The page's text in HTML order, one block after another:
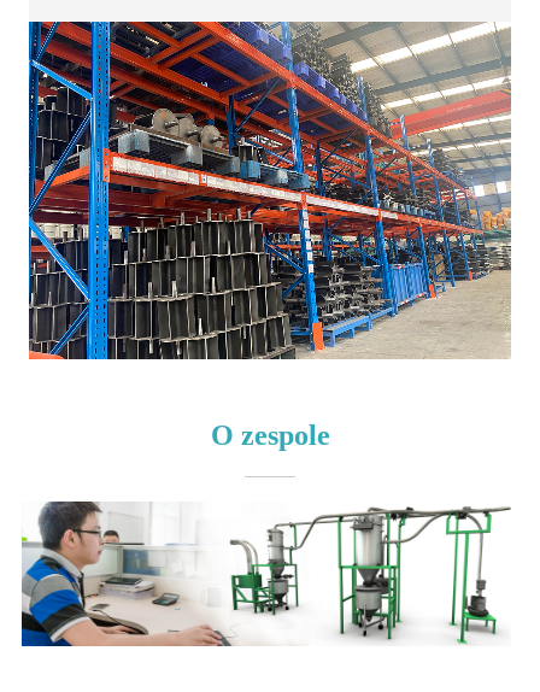
O zespole